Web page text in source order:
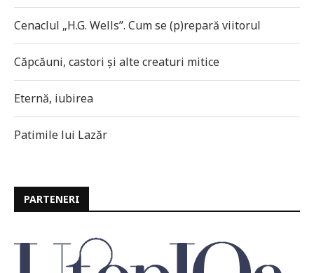
Cenaclul „H.G. Wells”. Cum se (p)repară viitorul
Căpcăuni, castori și alte creaturi mitice
Eternă, iubirea
Patimile lui Lazăr
PARTENERI